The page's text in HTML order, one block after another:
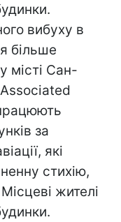
вибуху в
більше
місті Сан-
за
які
стихію,
жителі